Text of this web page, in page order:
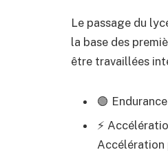
Le passage du
la base des
être travaillées
🟢
⚡
Accélération